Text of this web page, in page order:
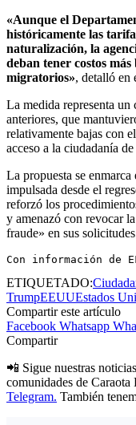
«Aunque el
históricamente las
naturalización, la
deban tener costos
migratorios», detalló en
La medida representa
anteriores, que
relativamente bajas con
acceso a la ciudadanía
La propuesta se
impulsada desde el
reforzó los
y amenazó con revocar
fraude» en sus
Con información de
ETIQUETADO:
TrumpEEUUEstados
Compartir este artículo
Facebook Whatsapp
Compartir
📲 Sigue nuestras
comunidades de
Telegram. También